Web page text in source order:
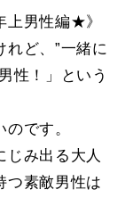
上男性編★》
れど、”一緒に
性！」という
です。
み出る大人
つ素敵男性は